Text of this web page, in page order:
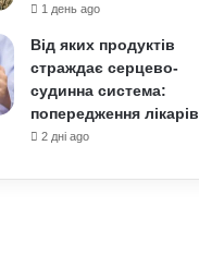
1 день ago
Від яких продуктів
страждає серцево-
судинна система:
попередження лікарів
2 дні ago